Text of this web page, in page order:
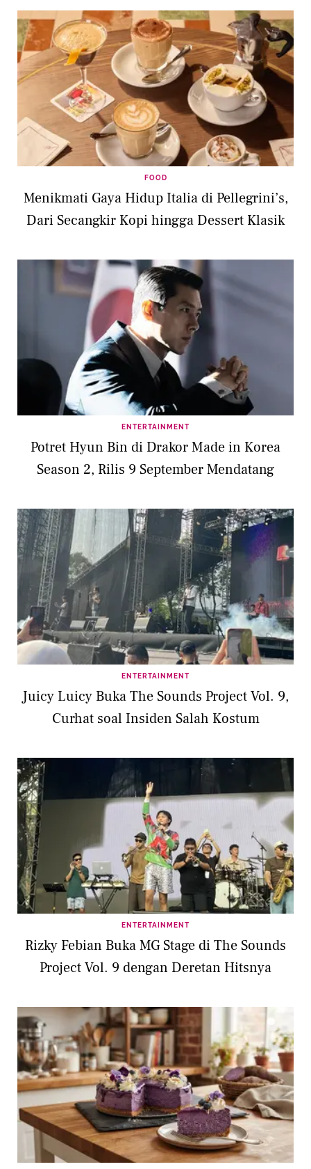
FOOD
Menikmati Gaya Hidup Italia di Pellegrini’s,
Dari Secangkir Kopi hingga Dessert Klasik
ENTERTAINMENT
Potret Hyun Bin di Drakor Made in Korea
Season 2, Rilis 9 September Mendatang
ENTERTAINMENT
Juicy Luicy Buka The Sounds Project Vol. 9,
Curhat soal Insiden Salah Kostum
ENTERTAINMENT
Rizky Febian Buka MG Stage di The Sounds
Project Vol. 9 dengan Deretan Hitsnya